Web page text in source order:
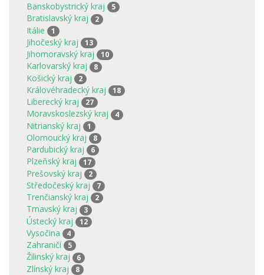
Banskobystrický kraj 5
Bratislavský kraj 2
Itálie 1
Jihočeský kraj 13
Jihomoravský kraj 10
Karlovarský kraj 8
Košický kraj 2
Královéhradecký kraj 18
Liberecký kraj 27
Moravskoslezský kraj 4
Nitrianský kraj 1
Olomoucký kraj 8
Pardubický kraj 6
Plzeňský kraj 17
Prešovský kraj 2
Středočeský kraj 7
Trenčianský kraj 2
Trnavský kraj 3
Ústecký kraj 12
Vysočina 4
Zahraničí 5
Žilinský kraj 6
Zlínský kraj 8